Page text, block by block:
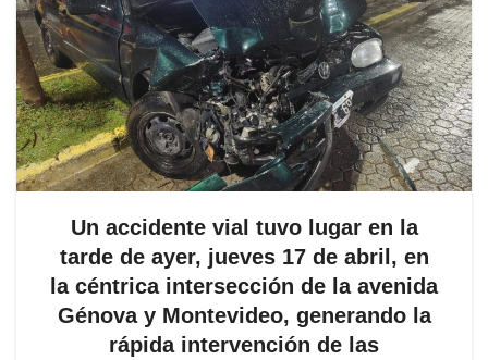
Un accidente vial tuvo lugar en la
tarde de ayer, jueves 17 de abril, en
la céntrica intersección de la avenida
Génova y Montevideo, generando la
rápida intervención de las